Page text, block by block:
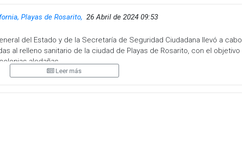
Playas de Rosarito, 26 Abril de 2024 09:53
del Estado y de la Secretaría de Seguridad Ciudadana llevó a cabo
al relleno sanitario de la ciudad de Playas de Rosarito, con el objetivo
aledañas.
Arturo Mandujano Quezada, destacó la importancia de este trabajo
Leer más